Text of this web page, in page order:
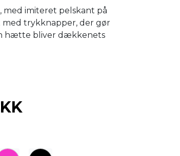
imiteret pelskant på
trykknapper, der gør
hætte bliver dækkenets